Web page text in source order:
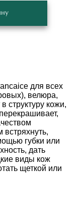
для всех
велюра,
структуру кожи,
губки или
дать
виды кож
щеткой или